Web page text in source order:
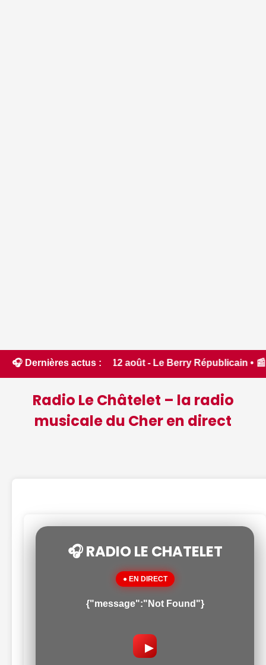
🎧 Dernières actus :
ce 12 août - Le Berry Républicain • 📰
Radio Le Châtelet – la radio
musicale du Cher en direct
🎧 RADIO LE CHATELET
● EN DIRECT
{"message":"Not Found"}
▶